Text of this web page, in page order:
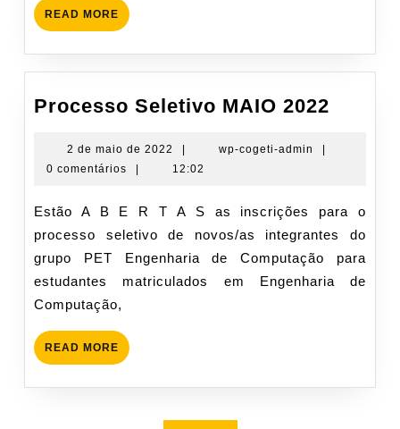
READ MORE READ
MORE
Processo Seletivo MAIO 2022
2 de maio de 2022
2
de
de
wp-cogeti-admin
wp-
0 comentários
12:02
Estão A B E R T A S as inscrições para o
processo seletivo de novos/as integrantes do
grupo PET Engenharia de Computação para
estudantes matriculados em Engenharia de
Computação,
READ MORE READ
MORE